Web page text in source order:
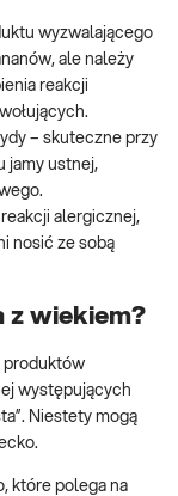
wyzwalającego
ale należy
reakcji
– skuteczne przy
jamy ustnej,
alergicznej,
nosić ze sobą
z wiekiem?
produktów
występujących
Niestety mogą
które polega na